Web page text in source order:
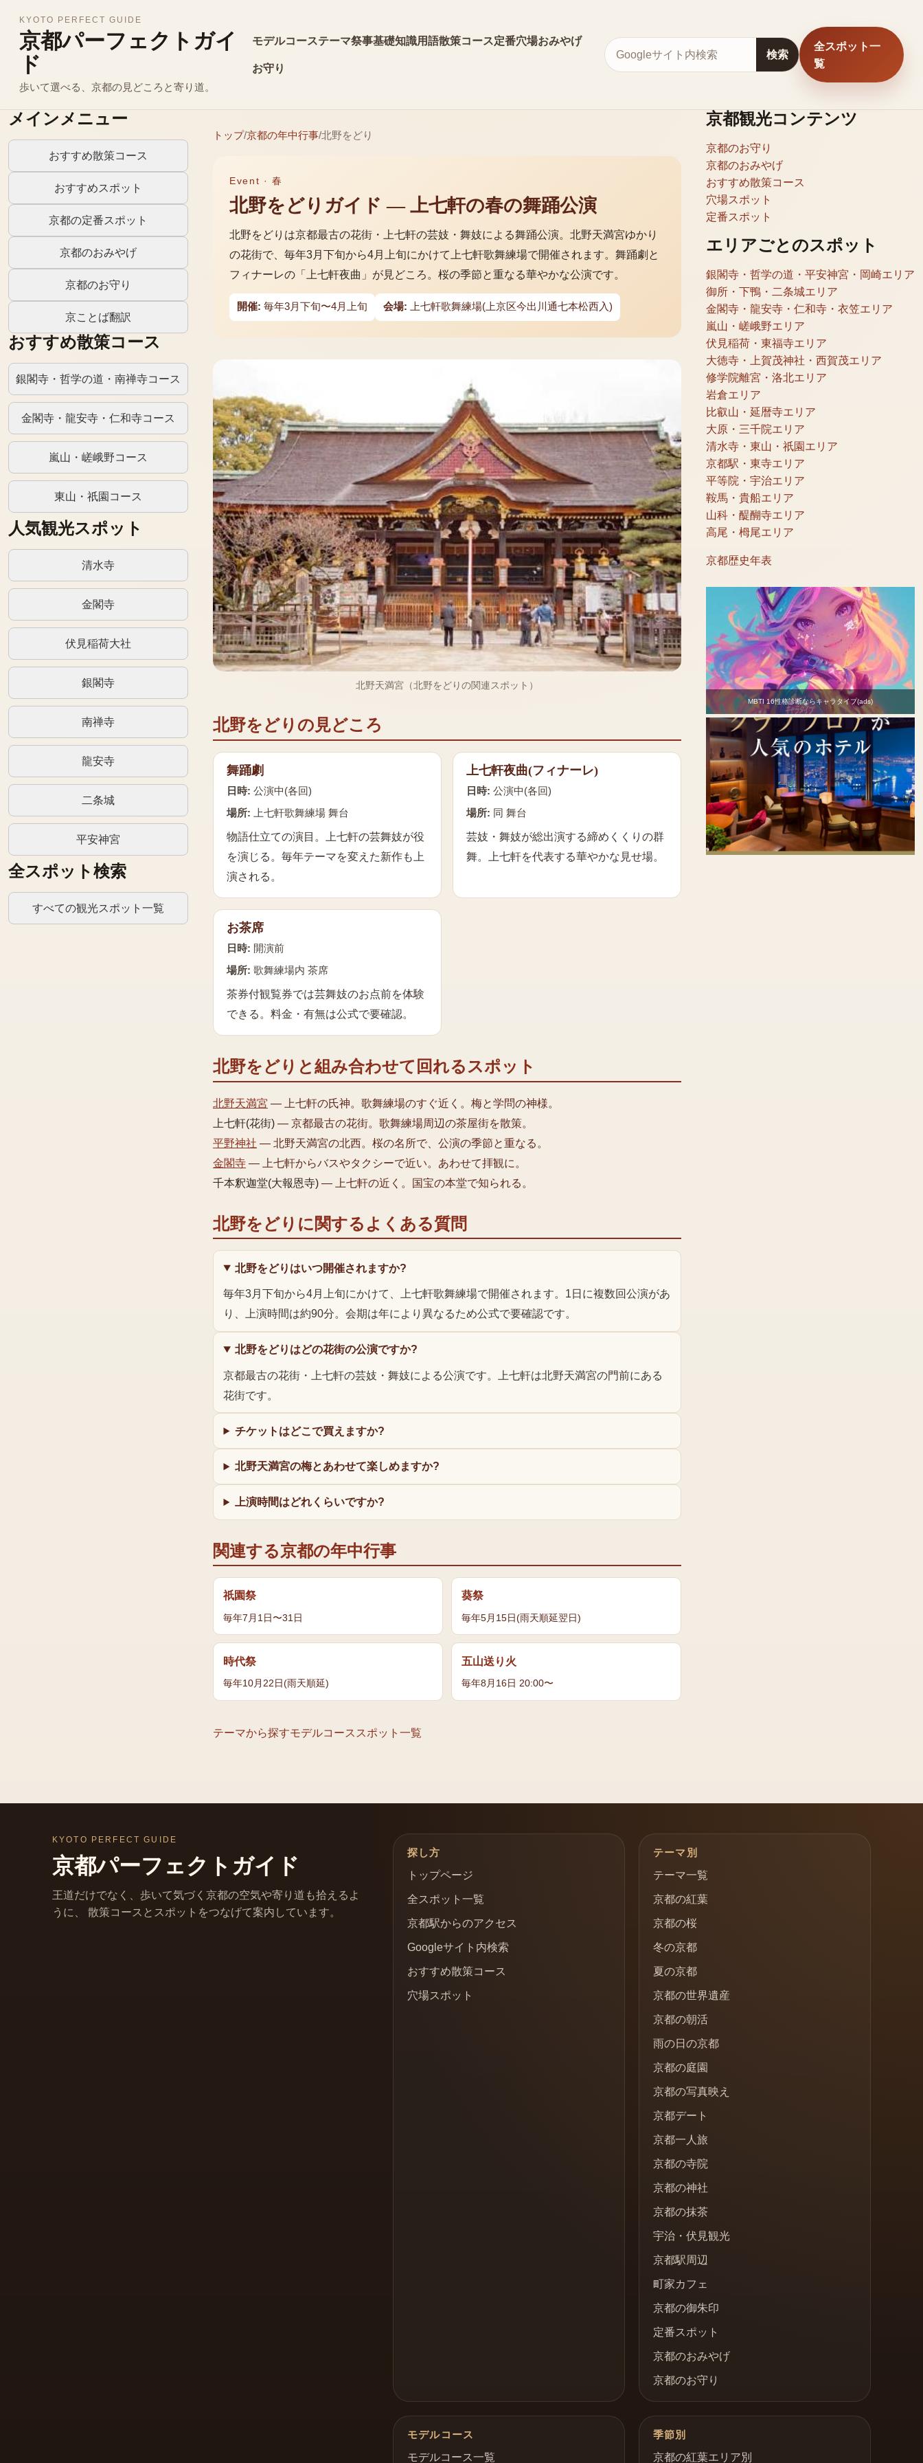
KYOTO PERFECT GUIDE
京都パーフェクトガイ
ド
歩いて選べる、京都の見どころと寄り道。
モデルコーステーマ祭事基礎知識用語散策コース定番穴場おみやげ
お守り
サイト内検索
検索
全スポット一
覧
メインメニュー
おすすめ散策コース
おすすめスポット
京都の定番スポット
京都のおみやげ
京都のお守り
京ことば翻訳
おすすめ散策コース
銀閣寺・哲学の道・南禅寺コース
金閣寺・龍安寺・仁和寺コース
嵐山・嵯峨野コース
東山・祇園コース
人気観光スポット
清水寺
金閣寺
伏見稲荷大社
銀閣寺
南禅寺
龍安寺
二条城
平安神宮
全スポット検索
すべての観光スポット一覧
トップ/京都の年中行事/北野をどり
Event ·春
北野をどりガイド — 上七軒の春の舞踊公演
北野をどりは京都最古の花街・上七軒の芸妓・舞妓による舞踊公演。北野天満宮ゆかり
の花街で、毎年3月下旬から4月上旬にかけて上七軒歌舞練場で開催されます。舞踊劇と
フィナーレの「上七軒夜曲」が見どころ。桜の季節と重なる華やかな公演です。
開催: 毎年3月下旬〜4月上旬 会場: 上七軒歌舞練場(上京区今出川通七本松西入)
北野天満宮（北野をどりの関連スポット）
北野をどり の見どころ
舞踊劇
日時: 公演中(各回)
場所:
上七軒歌舞練場 舞台
物語仕立ての演目。上七軒の芸舞妓が役
を演じる。毎年テーマを変えた新作も上
演される。
上七軒夜曲(フィナーレ)
日時: 公演中(各回)
場所: 同 舞台
芸妓・舞妓が総出演する締めくくりの群
舞。上七軒を代表する華やかな見せ場。
お茶席
日時: 開演前
場所: 歌舞練場内 茶席
茶券付観覧券では芸舞妓のお点前を体験
できる。料金・有無は公式で要確認。
北野をどり と組み合わせて回れるスポット
北野天満宮 —
上七軒の氏神。歌舞練場のすぐ近く。梅と学問の神様。
上七軒(花街) — 京都最古の花街。歌舞練場周辺の茶屋街を散策。
平野神社 — 北野天満宮の北西。桜の名所で、公演の季節と重なる。
金閣寺 —
上七軒からバスやタクシーで近い。あわせて拝観に。
千本釈迦堂(大報恩寺) — 上七軒の近く。国宝の本堂で知られる。
北野をどり に関するよくある質問
北野をどりはいつ開催されますか?
毎年3月下旬から4月上旬にかけて、上七軒歌舞練場で開催されます。1日に複数回公演があ
り、上演時間は約90分。会期は年により異なるため公式で要確認です。
北野をどりはどの花街の公演ですか?
京都最古の花街・上七軒の芸妓・舞妓による公演です。上七軒は北野天満宮の門前にある
花街です。
チケットはどこで買えますか?
北野天満宮の梅とあわせて楽しめますか?
上演時間はどれくらいですか?
関連する京都の年中行事
祇園祭
毎年7月1日〜31日
葵祭
毎年5月15日(雨天順延翌日)
時代祭
毎年10月22日(雨天順延)
五山送り火
毎年8月16日 20:00〜
テーマから探すモデルコース スポット一覧
京都観光コンテンツ
京都のお守り
京都のおみやげ
おすすめ散策コース
穴場スポット
定番スポット
エリアごとのスポット
銀閣寺・哲学の道・平安神宮・岡崎エリア
御所・下鴨・二条城エリア
金閣寺・龍安寺・仁和寺・衣笠エリア
嵐山・嵯峨野エリア
伏見稲荷・東福寺エリア
大徳寺・上賀茂神社・西賀茂エリア
修学院離宮・洛北エリア
岩倉エリア
比叡山・延暦寺エリア
大原・三千院エリア
清水寺・東山・祇園エリア
京都駅・東寺エリア
平等院・宇治エリア
鞍馬・貴船エリア
山科・醍醐寺エリア
高尾・栂尾エリア
京都歴史年表
MBTI 16性格診断ならキャラタイプ(ads)
KYOTO PERFECT GUIDE
京都パーフェクトガイド
王道だけでなく、歩いて気づく京都の空気や寄り道も拾えるよ
うに、 散策コースとスポットをつなげて案内しています。
探し方
トップページ
全スポット一覧
京都駅からのアクセス
Googleサイト内検索
おすすめ散策コース
穴場スポット
テーマ別
テーマ一覧
京都の紅葉
京都の桜
冬の京都
夏の京都
京都の世界遺産
京都の朝活
雨の日の京都
京都の庭園
京都の写真映え
京都デート
京都一人旅
京都の寺院
京都の神社
京都の抹茶
宇治・伏見観光
京都駅周辺
町家カフェ
京都の御朱印
定番スポット
京都のおみやげ
京都のお守り
モデルコース
モデルコース一覧
季節別
京都の紅葉エリア別